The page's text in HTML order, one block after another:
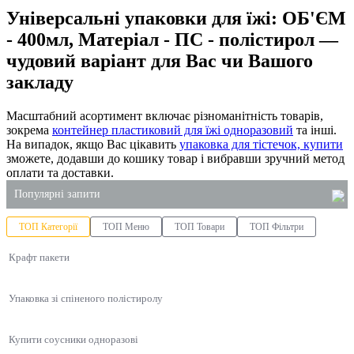
Універсальні упаковки для їжі: ОБ'ЄМ
- 400мл, Матеріал - ПС - полістирол —
чудовий варіант для Вас чи Вашого
закладу
Масштабний асортимент включає різноманітність товарів,
зокрема контейнер пластиковий для їжі одноразовий та інші.
На випадок, якщо Вас цікавить упаковка для тістечок, купити
зможете, додавши до кошику товар і вибравши зручний метод
оплати та доставки.
Популярні запити
чистячий засіб для туалету
контейнери з алюмінієвої фольги
контейнер одноразовий купити
паперові пакети оптом одеса
ТОП Категорії ТОП Меню ТОП Товари ТОП Фільтри
Крафт пакети
Упаковка зі спіненого полістиролу
Купити соусники одноразові